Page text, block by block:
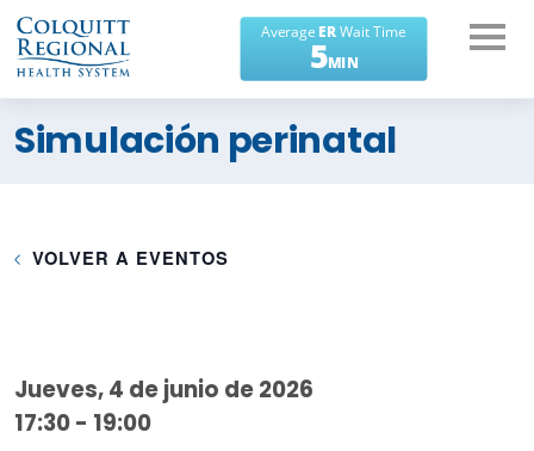
¿En qué podemos
Simulación perinatal
VOLVER A EVENTOS
Jueves, 4 de junio de 2026
17:30 - 19:00